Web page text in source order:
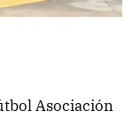
Asociación